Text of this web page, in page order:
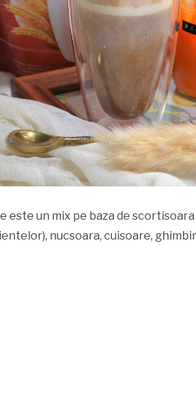
este un mix pe baza de
nucsoara, cuisoare,